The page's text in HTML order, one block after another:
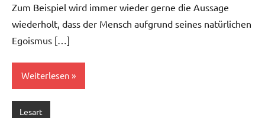
Zum Beispiel wird immer wieder gerne die Aussage
wiederholt, dass der Mensch aufgrund seines natürlichen
Egoismus […]
Weiterlesen
Lesart